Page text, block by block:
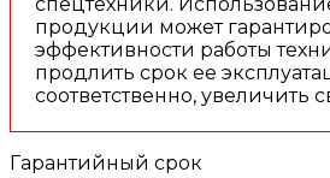
продукции может
эффективности работы
продлить срок ее
соответственно, увеличить
Гарантийный срок